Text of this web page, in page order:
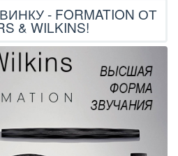
- FORMATION ОТ
& WILKINS!